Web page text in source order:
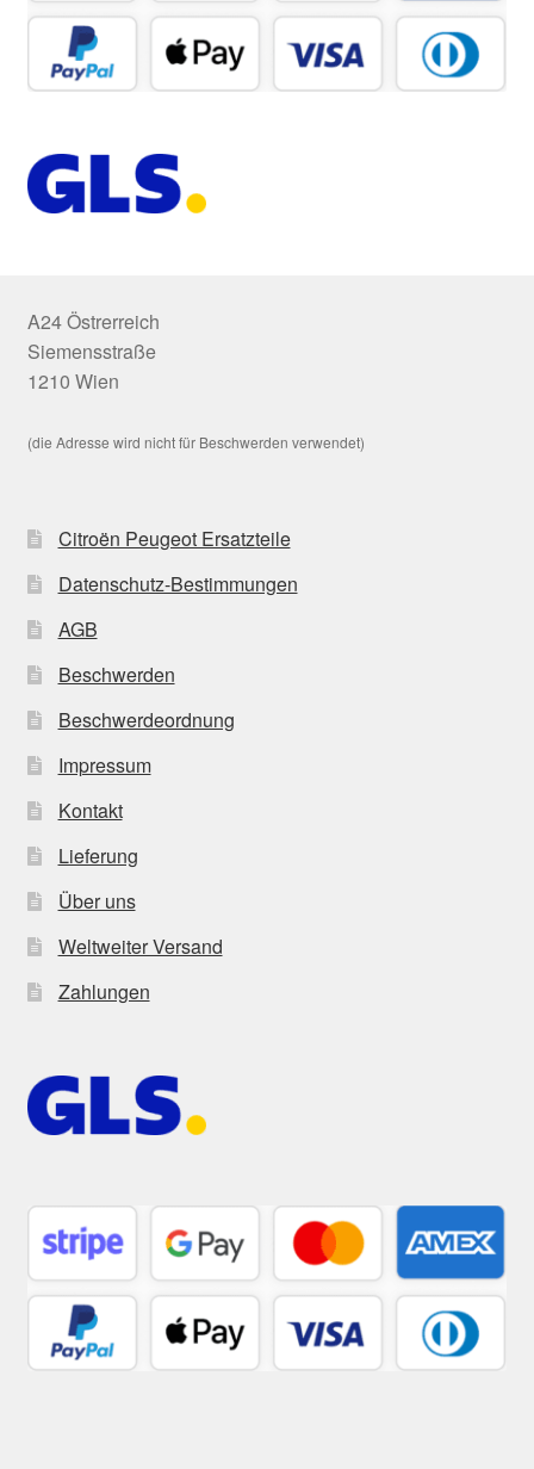
A24 Östrerreich
Siemensstraße
1210 Wien
(die Adresse wird nicht für Beschwerden verwendet)
Citroën Peugeot Ersatzteile
Datenschutz-Bestimmungen
AGB
Beschwerden
Beschwerdeordnung
Impressum
Kontakt
Lieferung
Über uns
Weltweiter Versand
Zahlungen